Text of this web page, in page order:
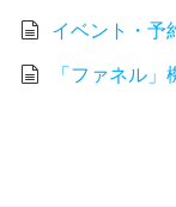
イベント・予
「ファネル」